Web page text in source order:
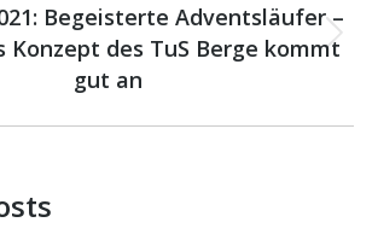
Nächster
Beitrag:
Begeisterte Adventsläufer –
Konzept des TuS Berge kommt
gut an